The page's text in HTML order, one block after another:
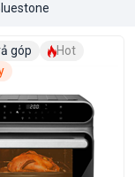
góp
Hot